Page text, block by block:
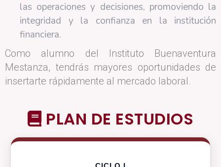
las operaciones y decisiones, promoviendo la
integridad y la confianza en la institución
financiera.
Como alumno del Instituto Buenaventura
Mestanza, tendrás mayores oportunidades de
insertarte rápidamente al mercado laboral.
PLAN DE ESTUDIOS